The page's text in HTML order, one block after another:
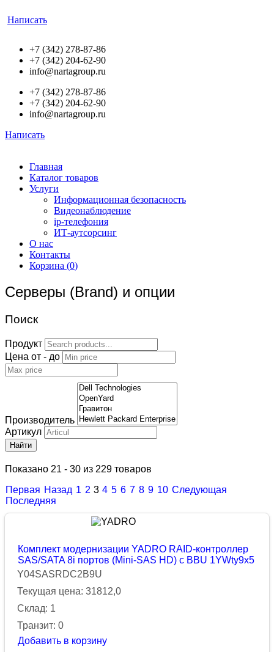
Написать
+7 (342) 278-87-86
+7 (342) 204-62-90
info@nartagroup.ru
+7 (342) 278-87-86
+7 (342) 204-62-90
info@nartagroup.ru
Написать
Главная
Каталог товаров
Услуги
Информационная безопасность
Видеонаблюдение
ip-телефония
ИТ-аутсорсинг
О нас
Контакты
Корзина (0)
Серверы (Brand) и опции
Поиск
Продукт
Цена от - до
Производитель
Артикул
Найти
Показано 21 - 30 из 229 товаров
Первая Назад 1 2 3 4 5 6 7 8 9 10 Следующая
Последняя
Комплект модернизации YADRO RAID-контроллер
SAS/SATA 8i портов (Mini-SAS HD) с BBU 1YWty9x5
Y04SASRDC2B9U
Текущая цена: 31812,0
Склад: 1
Транзит: 0
Добавить в корзину